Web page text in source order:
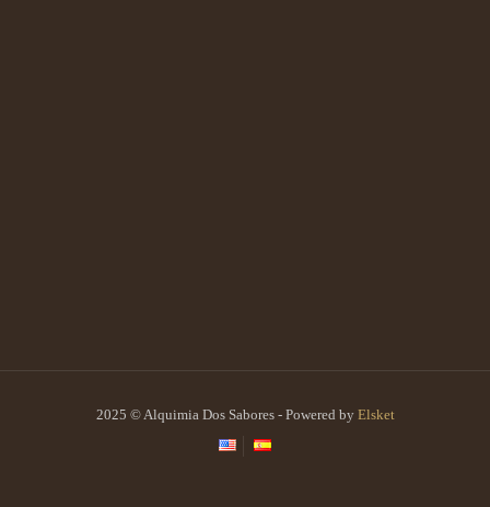
2025 © Alquimia Dos Sabores - Powered by Elsket